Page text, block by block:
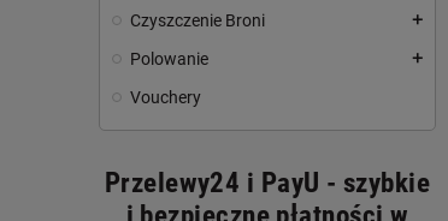
Czyszczenie Broni add
Polowanie add
Vouchery
Przelewy24 i PayU - szybkie